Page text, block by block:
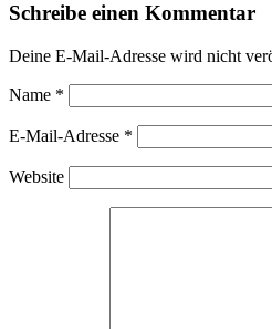
Schreibe einen Kommentar
Deine E-Mail-Adresse wird nicht
Name *
E-Mail-Adresse *
Website